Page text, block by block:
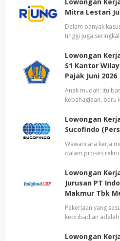
Mitra Lestari
Dalam banyak
tinggi juga
Lowongan
S1 Kantor
Pajak Juni 2026
Anak mudah; itu
kebahagiaan, baru
Lowongan
Sucofindo
Wawancara kerja
dalam proses
Lowongan
Jurusan PT
Makmur Tbk
Pekerjaan yang
kepribadian
Lowongan